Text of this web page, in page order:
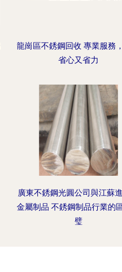
龍崗區不銹鋼回收 專業服務
省心又省力
廣東不銹鋼光圓公司與江蘇
金屬制品 不銹鋼制品行業的
璧